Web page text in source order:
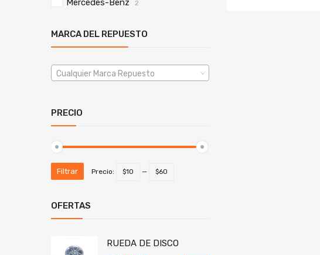
Mercedes-Benz 2
MARCA DEL REPUESTO
Cualquier Marca Repuesto
PRECIO
Filtrar Precio: $10 — $60
OFERTAS
RUEDA DE DISCO